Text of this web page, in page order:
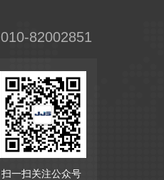
010-82002851
扫一扫关注公众号